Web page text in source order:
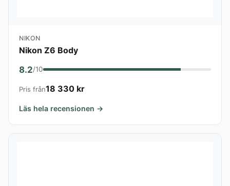
NIKON
Nikon Z6 Body
8.2/10
Pris från18 330 kr
Läs hela recensionen →